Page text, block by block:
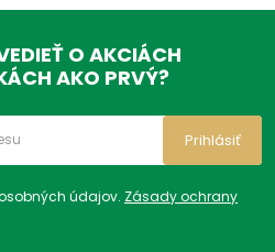
O AKCIÁCH
AKO PRVÝ?
údajov. Zásady ochrany
Prihlásiť